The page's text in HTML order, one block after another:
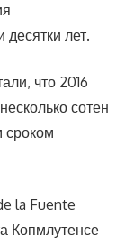
лет.
что 2016
сотен
сроком
la Fuente
Копмлутенсе